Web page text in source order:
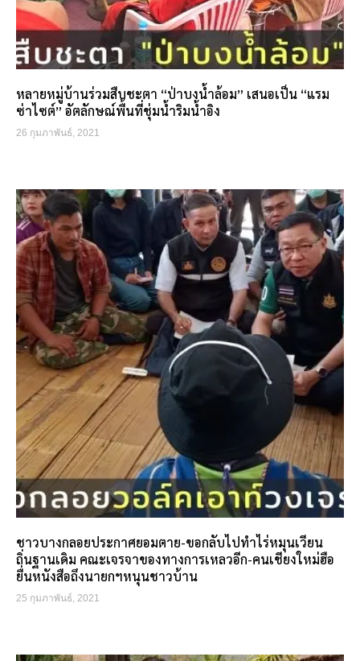
หลายหมู่บ้านร่วมสืบชะตา “ป่าบงน้ำล้อม” เสนอเป็น “แรม
ซ่าไซต์” อัตลักษณ์พื้นที่ชุ่มน้ำริมน้ำอิง
26 กุมภาพันธ์, 2021
ชาวบางกลอยประกาศยอมตาย-ขอกลับไปทำไร่หมุนเวียน
ถิ่นฐานเดิม คณะเจรจาของทางการเหลวอีก-คนเชียงใหม่ฮือ
ยื่นหนังสือถึงนายกฯหนุนชาวบ้าน
25 กุมภาพันธ์, 2021